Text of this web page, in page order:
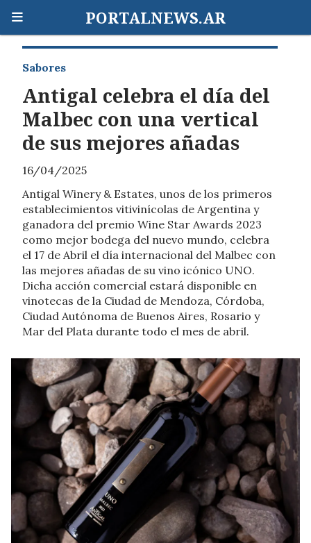
PORTALNEWS.AR
Antigal celebra el día del
Malbec con una vertical
de sus mejores añadas
Antigal Winery & Estates, unos de los primeros
establecimientos vitivinícolas de Argentina y
ganadora del premio Wine Star Awards 2023
como mejor bodega del nuevo mundo, celebra
el 17 de Abril el día internacional del Malbec con
las mejores añadas de su vino icónico UNO.
Dicha acción comercial estará disponible en
vinotecas de la Ciudad de Mendoza, Córdoba,
Ciudad Autónoma de Buenos Aires, Rosario y
Mar del Plata durante todo el mes de abril.
Sabores
16/04/2025